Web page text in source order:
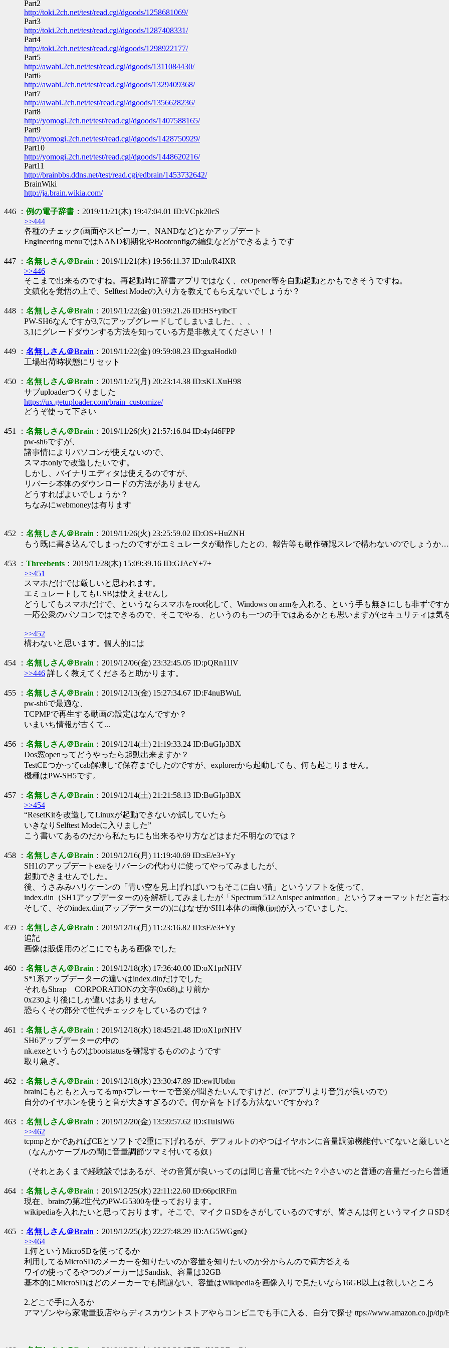
Part2
http://toki.2ch.net/test/read.cgi/dgoods/1258681069/
Part3
http://toki.2ch.net/test/read.cgi/dgoods/1287408331/
Part4
http://toki.2ch.net/test/read.cgi/dgoods/1298922177/
Part5
http://awabi.2ch.net/test/read.cgi/dgoods/1311084430/
Part6
http://awabi.2ch.net/test/read.cgi/dgoods/1329409368/
Part7
http://awabi.2ch.net/test/read.cgi/dgoods/1356628236/
Part8
http://yomogi.2ch.net/test/read.cgi/dgoods/1407588165/
Part9
http://yomogi.2ch.net/test/read.cgi/dgoods/1428750929/
Part10
http://yomogi.2ch.net/test/read.cgi/dgoods/1448620216/
Part11
http://brainbbs.ddns.net/test/read.cgi/edbrain/1453732642/
BrainWiki
http://ja.brain.wikia.com/
446 ： 例の電子辞書 ：2019/11/21(木) 19:47:04.01 ID:VCpk20cS
>>444
各種のチェック(画面やスピーカー、NANDなど)とかアップデート
Engineering menuではNAND初期化やBootconfigの編集などができるようです
447 ： 名無しさん＠Brain ：2019/11/21(木) 19:56:11.37 ID:nh/R4IXR
>>446
そこまで出来るのですね。再起動時に辞書アプリではなく、ceOpener等を自動起動とかもできそうですね。
文鎮化を覚悟の上で、Selftest Modeの入り方を教えてもらえないでしょうか？
448 ： 名無しさん＠Brain ：2019/11/22(金) 01:59:21.26 ID:HS+yibcT
PW-SH6なんですが3,7にアップグレードしてしまいました、、、
3,1にグレードダウンする方法を知っている方是非教えてください！！
449 ： 名無しさん＠Brain ：2019/11/22(金) 09:59:08.23 ID:gxaHodk0
工場出荷時状態にリセット
450 ： 名無しさん＠Brain ：2019/11/25(月) 20:23:14.38 ID:sKLXuH98
サブuploaderつくりました
https://ux.getuploader.com/brain_customize/
どうぞ使って下さい
451 ： 名無しさん＠Brain ：2019/11/26(火) 21:57:16.84 ID:4yf46FPP
pw-sh6ですが、
諸事情によりパソコンが使えないので、
スマホonlyで改造したいです。
しかし、バイナリエディタは使えるのですが、
リバーシ本体のダウンロードの方法がありません
どうすればよいでしょうか？
ちなみにwebmoneyは有ります
452 ： 名無しさん＠Brain ：2019/11/26(火) 23:25:59.02 ID:OS+HuZNH
もう既に書き込んでしまったのですがエミュレータが動作したとの、報告等も動作確認スレで構わないのでしょうか
453 ： Threebents ：2019/11/28(木) 15:09:39.16 ID:GJAcY+7+
>>451
スマホだけでは厳しいと思われます。
エミュレートしてもUSBは使えませんし
どうしてもスマホだけで、というならスマホをroot化して、Windows on armを入れる、という手も無きにしも非ずです
一応公衆のパソコンではできるので、そこでやる、というのも一つの手ではあるかとも思いますが(セキュリティは気
>>452
構わないと思います。個人的には
454 ： 名無しさん＠Brain ：2019/12/06(金) 23:32:45.05 ID:pQRn11lV
>>446 詳しく教えてくださると助かります。
455 ： 名無しさん＠Brain ：2019/12/13(金) 15:27:34.67 ID:F4nuBWuL
pw-sh6で最適な、
TCPMPで再生する動画の設定はなんですか？
いまいち情報が古くて...
456 ： 名無しさん＠Brain ：2019/12/14(土) 21:19:33.24 ID:BuGIp3BX
Dos窓openってどうやったら起動出来ますか？
TestCEつかってcab解凍して保存までしたのですが、explorerから起動しても、何も起こりません。
機種はPW-SH5です。
457 ： 名無しさん＠Brain ：2019/12/14(土) 21:21:58.13 ID:BuGIp3BX
>>454
“ResetKitを改造してLinuxが起動できないか試していたら
いきなりSelftest Modeに入りました”
こう書いてあるのだから私たちにも出来るやり方などはまだ不明なのでは？
458 ： 名無しさん＠Brain ：2019/12/16(月) 11:19:40.69 ID:sE/e3+Yy
SH1のアップデートexeをリバーシの代わりに使ってやってみましたが、
起動できませんでした。
後、うさみみハリケーンの「青い空を見上げればいつもそこに白い猫」というソフトを使って、
index.din（SH1アップデーターの)を解析してみましたが「Spectrum 512 Anispec animation」というフォーマットだと言
そして、そのindex.din(アップデーターの)にはなぜかSH1本体の画像(jpg)が入っていました。
459 ： 名無しさん＠Brain ：2019/12/16(月) 11:23:16.82 ID:sE/e3+Yy
追記
画像は販促用のどこにでもある画像でした
460 ： 名無しさん＠Brain ：2019/12/18(水) 17:36:40.00 ID:oX1prNHV
S*1系アップデーターの違いはindex.dinだけでした
それもShrap CORPORATIONの文字(0x68)より前か
0x230より後にしか違いはありません
恐らくその部分で世代チェックをしているのでは？
461 ： 名無しさん＠Brain ：2019/12/18(水) 18:45:21.48 ID:oX1prNHV
SH6アップデーターの中の
nk.exeというものはbootstatusを確認するもののようです
取り急ぎ。
462 ： 名無しさん＠Brain ：2019/12/18(水) 23:30:47.89 ID:ewlUbtbn
brainにもともと入ってるmp3プレーヤーで音楽が聞きたいんですけど、(ceアプリより音質が良いので)
自分のイヤホンを使うと音が大きすぎるので。何か音を下げる方法ないですかね？
463 ： 名無しさん＠Brain ：2019/12/20(金) 13:59:57.62 ID:sTuIslW6
>>462
tcpmpとかであればCEとソフトで2重に下げれるが、デフォルトのやつはイヤホンに音量調節機能付いてないと厳しいと
（なんかケーブルの間に音量調節ツマミ付いてる奴）
（それとあくまで経験談ではあるが、その音質が良いってのは同じ音量で比べた？小さいのと普通の音量だったら普
464 ： 名無しさん＠Brain ：2019/12/25(水) 22:11:22.60 ID:66pclRFm
現在、brainの第2世代のPW-G5300を使っております。
wikipediaを入れたいと思っております。そこで、マイクロSDをさがしているのですが、皆さんは何というマイクロ
465 ： 名無しさん＠Brain ：2019/12/25(水) 22:27:48.29 ID:AG5WGgnQ
>>464
1.何というMicroSDを使ってるか
利用してるMicroSDのメーカーを知りたいのか容量を知りたいのか分からんので両方答える
ワイの使ってるやつのメーカーはSandisk、容量は32GB
基本的にMicroSDはどのメーカーでも問題ない、容量はWikipediaを画像入りで見たいなら16GB以上は欲しいところ
2.どこで手に入るか
アマゾンやら家電量販店やらディスカウントストアやらコンビニでも手に入る、自分で探せ ttps://www.amazon.co.jp/dp/